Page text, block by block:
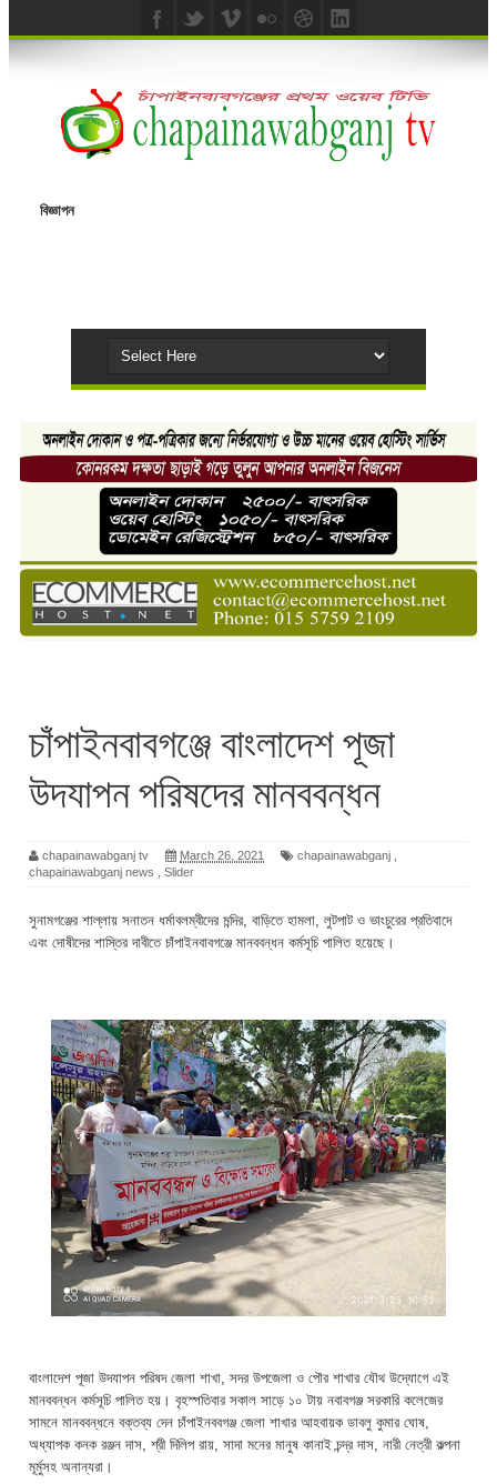
বিজ্ঞাপন
চাঁপাইনবাবগঞ্জে বাংলাদেশ পূজা
উদযাপন পরিষদের মানববন্ধন
chapainawabganj tv March 26, 2021 chapainawabganj
chapainawabganj news
Slider
সুনামগঞ্জের শাল্লায় সনাতন ধর্মাবলম্বীদের মন্দির, বাড়িতে হামলা, লুটপাট ও ভাংচুরের প্রতিবাদে
এবং দোষীদের শাস্তির দাবীতে চাঁপাইনবাবগঞ্জে মানববন্ধন কর্মসূচি পালিত হয়েছে।
বাংলাদেশ পূজা উদযাপন পরিষদ জেলা শাখা, সদর উপজেলা ও পৌর শাখার যৌথ উদ্যোগে এই
মানববন্ধন কর্মসূচি পালিত হয়। বৃহস্পতিবার সকাল সাড়ে ১০ টায় নবাবগঞ্জ সরকারি কলেজের
সামনে মানববন্ধনে বক্তব্য দেন চাঁপাইনববগঞ্জ জেলা শাখার আহবায়ক ডাবলু কুমার ঘোষ,
অধ্যাপক কনক রঞ্জন দাস, শ্রী দিলিপ রায়, সাদা মনের মানুষ কানাই চন্দ্র দাস, নারী নেত্রী কল্পনা
মূর্মুসহ অনান্যরা।